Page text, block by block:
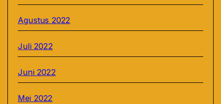
Agustus 2022
Juli 2022
Juni 2022
Mei 2022